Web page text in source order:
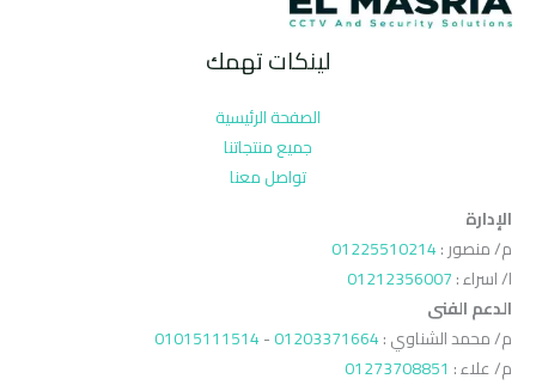
لينكات تهمك
الصفحة الرئيسية
جميع منتجاتنا
تواصل معنا
الإدارة
م/ منصور :01225510214
ا/ اسراء :01212356007
الدعم الفنى
م/ محمد الشناوي :01203371664
-
01015111514
م/ علاء : 01273708851